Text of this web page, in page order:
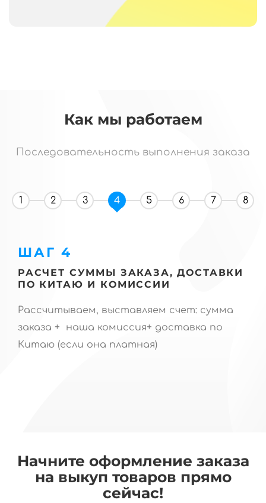
Как мы работаем
Последовательность выполнения заказа
1 2 3 4 5 6 7 8
ШАГ 4
РАСЧЕТ СУММЫ ЗАКАЗА, ДОСТАВКИ
ПО КИТАЮ И КОМИССИИ
Рассчитываем, выставляем счет: сумма
заказа + наша комиссия+ доставка по
Китаю (если она платная)
Начните оформление заказа
на выкуп товаров прямо
сейчас!